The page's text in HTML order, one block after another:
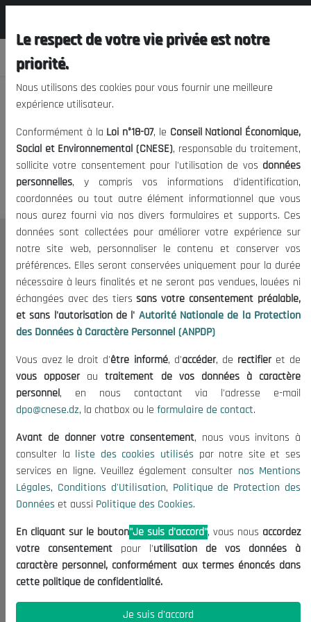
Nous vous prions de nous
excuser, mais l'accès à ce
contenu est restreint.
Le CNESE
A Propos
Le président
Organisation
Publications
Informations utiles
Appels d'offres et Consultations
Mentions Légales
Conditions d'Utilisation
Politique de Protection des Données
Politique des Cookies
Nous Contacter
(+213) 021 98 01 00|01|02
contact@cnese.dz
Suggestions ou Initiatives ?
Newsletter
dernières nouvelles.
Le respect de votre vie privée est notre
priorité.
Nous utilisons des cookies pour vous fournir une meilleure
expérience utilisateur.
Conformément à la Loi n°18-07, le Conseil National Économique,
Social et Environnemental (CNESE), responsable du traitement,
sollicite votre consentement pour l'utilisation de vos données
personnelles, y compris vos informations d'identification,
coordonnées ou tout autre élément informationnel que vous
nous aurez fourni via nos divers formulaires et supports. Ces
données sont collectées pour améliorer votre expérience sur
notre site web, personnaliser le contenu et conserver vos
préférences. Elles seront conservées uniquement pour la durée
nécessaire à leurs finalités et ne seront pas vendues, louées ni
échangées avec des tierssans votre consentement préalable,
et sans l'autorisation de l' Autorité Nationale de la Protection
des Données à Caractère Personnel (ANPDP)
Vous avez le droit d'être informé, d'accéder, de rectifieret de
vous opposerautraitement de vos données à caractère
personnel, en nous contactant via l'adresse e-mail
dpo@cnese.dz, la chatbox ou le formulaire de contact.
Avant de donner votre consentement, nous vous invitons à
consulter la liste des cookies utilisés par notre site et ses
services en ligne. Veuillez également consulter nos Mentions
Légales, Conditions d'Utilisation, Politique de Protection des
Données et aussi Politique des Cookies.
En cliquant sur le bouton"Je suis d'accord", vous nous accordez
votre consentement pour l'utilisation de vos données à
caractère personnel, conformément aux termes énoncés dans
cette politique de confidentialité.
Je suis d'accord